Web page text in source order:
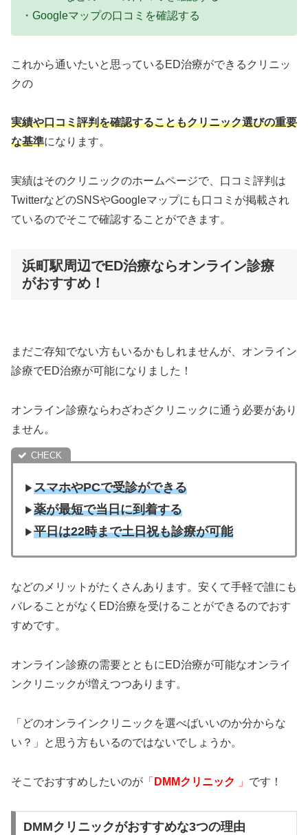
・Googleマップの口コミを確認する
これから通いたいと思っているED治療ができるクリニッ
クの
実績や口コミ評判を確認することもクリニック選びの重要
な基準になります。
実績はそのクリニックのホームページで、口コミ評判は
TwitterなどのSNSやGoogleマップにも口コミが掲載され
ているのでそこで確認することができます。
浜町駅周辺でED治療ならオンライン診療
がおすすめ！
まだご存知でない方もいるかもしれませんが、オンライン
診療でED治療が可能になりました！
オンライン診療ならわざわざクリニックに通う必要があり
ません。
▶︎スマホやPCで受診ができる
▶︎薬が最短で当日に到着する
▶︎平日は22時まで土日祝も診療が可能
などのメリットがたくさんあります。安くて手軽で誰にも
バレることがなくED治療を受けることができるのでおす
すめです。
オンライン診療の需要とともにED治療が可能なオンライ
ンクリニックが増えつつあります。
「どのオンラインクリニックを選べばいいのか分からな
い？」と思う方もいるのではないでしょうか。
そこでおすすめしたいのが 「 DMMクリニック 」 です！
DMMクリニックがおすすめな3つの理由